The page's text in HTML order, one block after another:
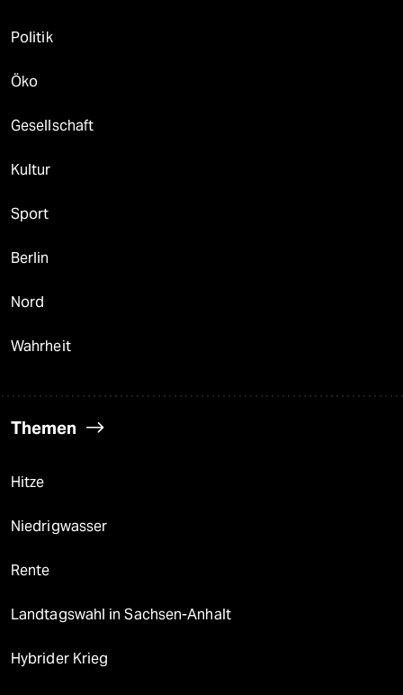
Politik
Öko
Gesellschaft
Kultur
Sport
Berlin
Nord
Wahrheit
Themen
Hitze
Niedrigwasser
Rente
Landtagswahl in Sachsen-Anhalt
Hybrider Krieg